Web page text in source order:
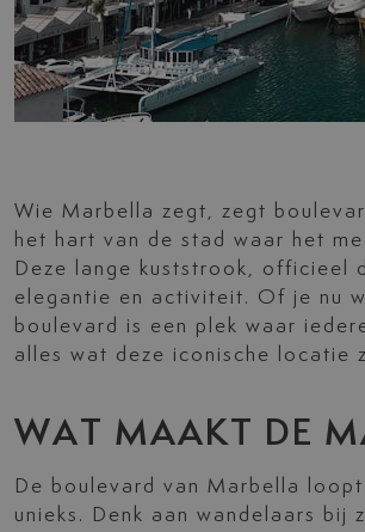
Wie Marbella zegt, zegt
het hart van de stad waar het
Deze lange kuststrook, officieel
elegantie en activiteit. Of je nu
boulevard is een plek waar
alles wat deze iconische locatie
WAT MAAKT DE
De boulevard van Marbella
unieks. Denk aan wandelaars